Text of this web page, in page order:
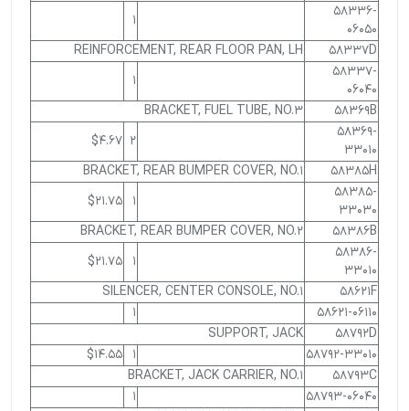
58336-
06050
1
58337D
REINFORCEMENT, REAR FLOOR PAN, LH
58337-
06040
1
58369B
BRACKET, FUEL TUBE, NO.3
58369-
33010
2
$4.67
58385H
BRACKET, REAR BUMPER COVER, NO.1
58385-
33030
1
$21.75
58386B
BRACKET, REAR BUMPER COVER, NO.2
58386-
33010
1
$21.75
58621F
SILENCER, CENTER CONSOLE, NO.1
58621-06110
1
58792D
SUPPORT, JACK
58792-33010
1
$14.55
58793C
BRACKET, JACK CARRIER, NO.1
58793-06040
1